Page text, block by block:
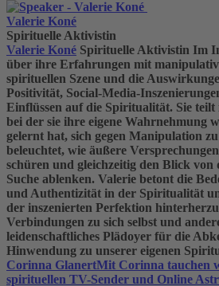
Valerie Koné
Spirituelle Aktivistin
Valerie Koné Spirituelle Aktivistin Im
über ihre Erfahrungen mit
spirituellen Szene und die
Positivität, Social-Media-
Einflüssen auf die Spiritualität. Sie teilt
bei der sie ihre eigene Wahrnehmung
gelernt hat, sich gegen Manipulation
beleuchtet, wie äußere
schüren und gleichzeitig den Blick von
Suche ablenken. Valerie betont die
und Authentizität in der Spiritualität
der inszenierten Perfektion
Verbindungen zu sich selbst und
leidenschaftliches Plädoyer für die
Hinwendung zu unserer eigenen
Corinna GlanertMit Corinna tauchen
spirituellen TV-Sender und Online